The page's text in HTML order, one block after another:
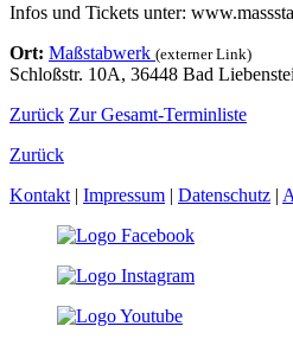
Infos und Tickets unter:
Ort: Maßstabwerk (externer Link)
Schloßstr. 10A, 36448 Bad
Zurück Zur Gesamt-Terminliste
Zurück
Kontakt | Impressum | Datenschutz |